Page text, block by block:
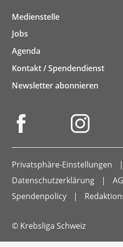
Medienstelle
Jobs
Agenda
Kontakt / Spendendienst
Newsletter abonnieren
Privatsphäre-Einstellungen
Datenschutzerklärung
Spendenpolicy
© Krebsliga Schweiz